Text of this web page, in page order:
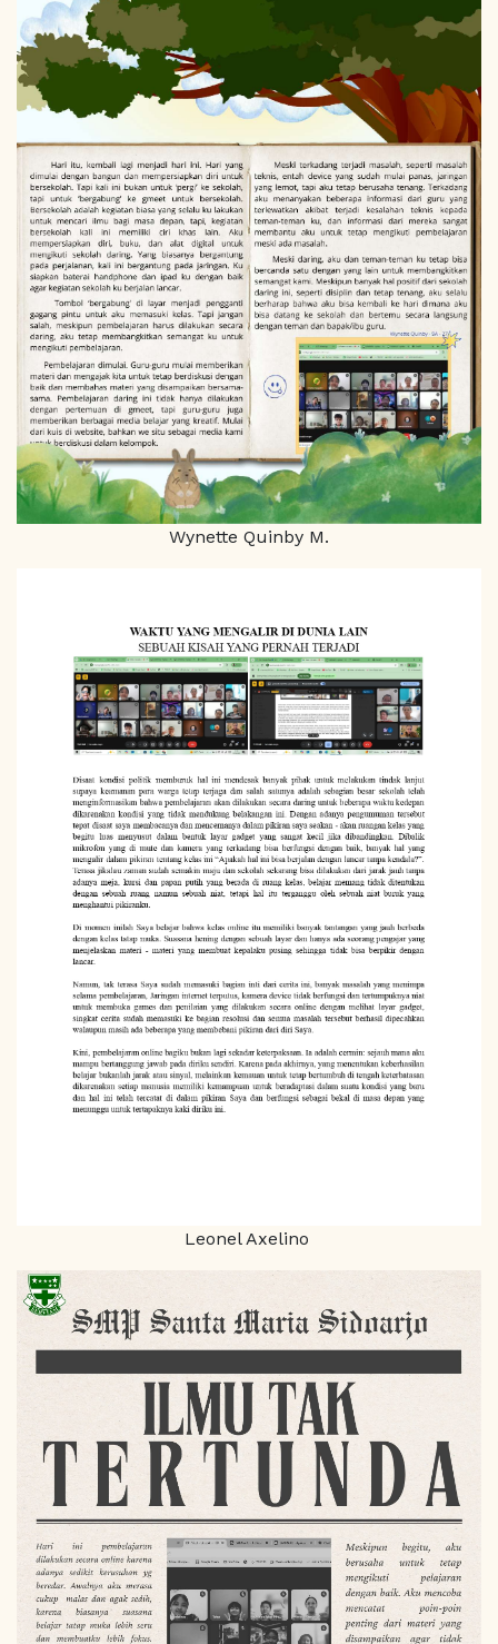
Wynette Quinby M.
Leonel Axelino